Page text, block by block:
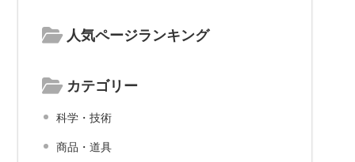
人気ページランキング
カテゴリー
科学・技術
商品・道具